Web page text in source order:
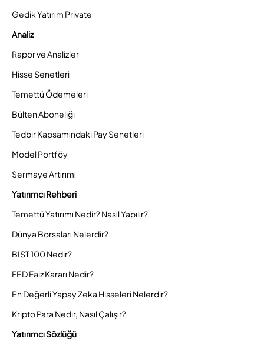
Gedik Yatırım Private
Analiz
Rapor ve Analizler
Hisse Senetleri
Temettü Ödemeleri
Bülten Aboneliği
Tedbir Kapsamındaki Pay Senetleri
Model Portföy
Sermaye Artırımı
Yatırımcı Rehberi
Temettü Yatırımı Nedir? Nasıl Yapılır?
Dünya Borsaları Nelerdir?
BIST 100 Nedir?
FED Faiz Kararı Nedir?
En Değerli Yapay Zeka Hisseleri Nelerdir?
Kripto Para Nedir, Nasıl Çalışır?
Yatırımcı Sözlüğü